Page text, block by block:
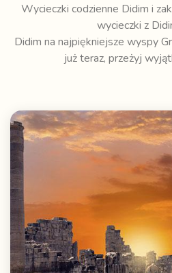
Wycieczki codzienne Didim i
wycieczki z
Didim na najpiękniejsze wyspy
już teraz, przeżyj